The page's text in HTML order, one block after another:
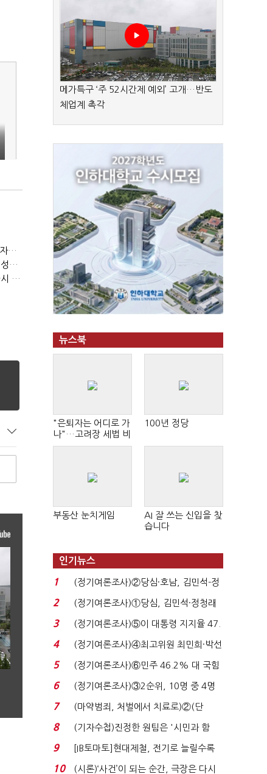
(정기여론조사)③2순위, 10명 중 4명 '송영길'…정청래 '한 자릿수'
(정기여론조사)④최고위원 최민희·박선원 '양강'…서미화·이성윤·임미애 뒤이어
(정기여론조사)⑤이 대통령 지지율 47.7%…일주일 만에 다시 40%대
메가특구 ‘주 52시간제 예외’ 고개…반도
체업계 촉각
뉴스북
"은퇴자는 어디로 가
나"…고려장 세법 비
판 확산
100년 정당
부동산 눈치게임
AI 잘 쓰는 신입을 찾
습니다
인기뉴스
1
(정기여론조사)②당심·호남, 김민석-정
청래 '초접전'...
2
(정기여론조사)①당심, 김민석·정청래
'초접전'…대통령 ...
3
(정기여론조사)⑤이 대통령 지지율 47.
7%…일주일 만에 ...
4
(정기여론조사)④최고위원 최민희·박선
원 '양강'…서미...
5
(정기여론조사)⑥민주 46.2% 대 국힘
31.0%…오차범위 밖 ...
6
(정기여론조사)③2순위, 10명 중 4명
'송영길'…정청래 '한 ...
7
(마약범죄, 처벌에서 치료로)②(단
독)"마약은 전염병…여성...
8
(기자수첩)진정한 원팀은 '시민과 함
께'일 때 완성...
9
[IB토마토]현대제철, 전기로 늘릴수록
전기료 부담…저...
10
(시론)‘사건’이 되는 순간, 극장은 다시